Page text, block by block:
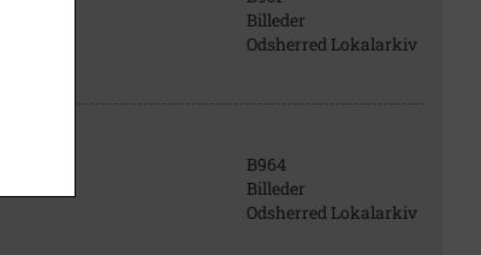
Billeder
Odsherred Lokalarkiv
B964
Billeder
Odsherred Lokalarkiv